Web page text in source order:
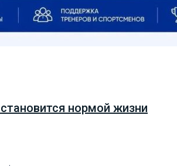
нормой жизни